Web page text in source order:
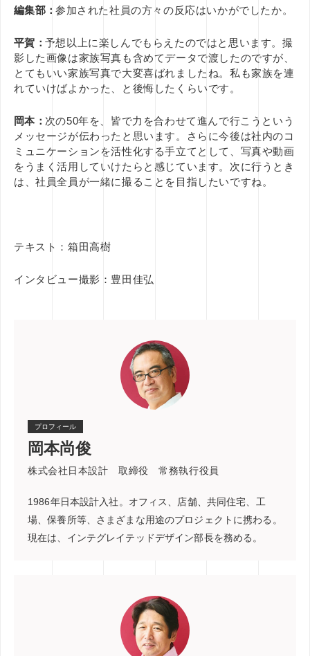
編集部：参加された社員の方々の反応はいかがでしたか。
平賀：予想以上に楽しんでもらえたのではと思います。撮
影した画像は家族写真も含めてデータで渡したのですが、
とてもいい家族写真で大変喜ばれましたね。私も家族を連
れていけばよかった、と後悔したくらいです。
岡本： 次の50年を、皆で力を合わせて進んで行こうという
メッセージが伝わったと思います。さらに今後は社内のコ
ミュニケーションを活性化する手立てとして、写真や動画
をうまく活用していけたらと感じています。次に行うとき
は、社員全員が一緒に撮ることを目指したいですね。
テキスト：箱田高樹
インタビュー撮影：豊田佳弘
プロフィール
岡本尚俊
株式会社日本設計 取締役 常務執行役員
1986年日本設計入社。オフィス、店舗、共同住宅、工
場、保養所等、さまざまな用途のプロジェクトに携わる。
現在は、インテグレイテッドデザイン部長を務める。